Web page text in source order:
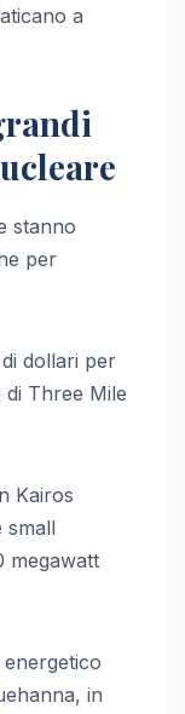
a
stanno
per
dollari per
Three Mile
Kairos
small
megawatt
in